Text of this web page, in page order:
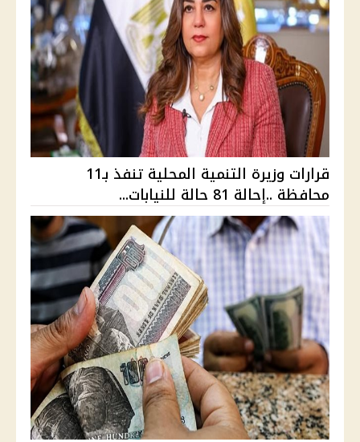
قرارات وزيرة التنمية المحلية تنفذ بـ11
محافظة ..إحالة 81 حالة للنيابات...